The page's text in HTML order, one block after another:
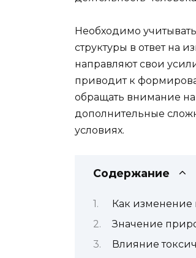
Необходимо
структуры в ответ на
направляют свои
приводит к
обращать внимание на
дополнительные
условиях.
Содержание
Как изменение
Значение
Влияние